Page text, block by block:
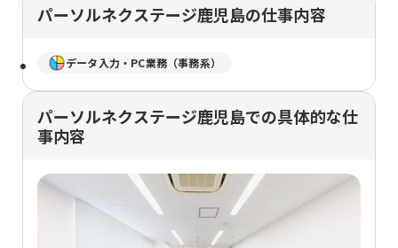
パーソルネクステージ鹿児島の仕事内容
データ入力・PC業務（事務系）
パーソルネクステージ鹿児島での具体的な仕
事内容